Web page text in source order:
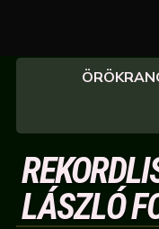
LÁSZLÓ